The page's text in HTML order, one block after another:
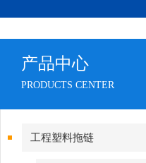
产品中心
PRODUCTS CENTER
工程塑料拖链